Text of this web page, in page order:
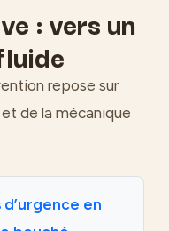
: vers un
repose sur
de la mécanique
d’urgence en